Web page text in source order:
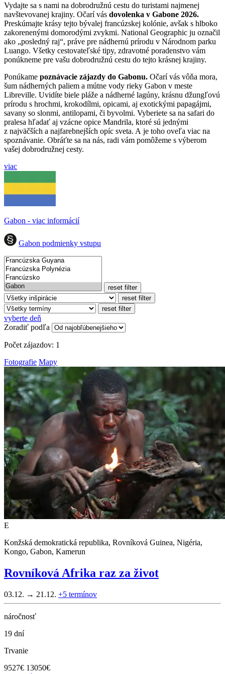
Vydajte sa s nami na dobrodružnú cestu do turistami najmenej
navštevovanej krajiny. Očarí vás dovolenka v Gabone 2026.
Preskúmajte krásy tejto bývalej francúzskej kolónie, avšak s hlboko
zakorenenými domorodými zvykmi. National Geographic ju označil
ako „posledný raj“, práve pre nádhernú prírodu v Národnom parku
Luango. Všetky cestovateľské tipy, zdravotné poradenstvo vám
ponúkneme pre vašu dobrodružnú cestu do tejto krásnej krajiny.
Ponúkame poznávacie zájazdy do Gabonu. Očarí vás vôňa mora,
šum nádherných paliem a mútne vody rieky Gabon v meste
Libreville. Uvidíte biele pláže a nádherné lagúny, krásnu džungľovú
prírodu s hrochmi, krokodílmi, opicami, aj exotickými papagájmi,
savany so slonmi, antilopami, či byvolmi. Vyberiete sa na safari do
pralesa hľadať aj vzácne opice Mandrila, ktoré sú jednými
z najväčších a najfarebnejších opíc sveta. A je toho oveľa viac na
spoznávanie. Obráťte sa na nás, radi vám pomôžeme s výberom
vašej dobrodružnej cesty.
viac
Gabon - viac informácií
Gabon podmienky vstupu
reset filter
reset filter
reset filter
vyberte deň
Zoradiť podľa
Počet zájazdov: 1
Fotografie Mapy
E
Konžská demokratická republika, Rovníková Guinea, Nigéria,
Kongo, Gabon, Kamerun
Rovníková Afrika raz za život
03.12. → 21.12. +5 termínov
náročnosť
19 dní
Trvanie
9527€ 13050€